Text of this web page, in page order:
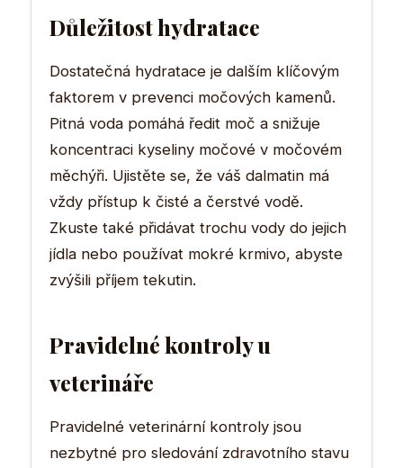
Důležitost hydratace
Dostatečná hydratace je dalším klíčovým
faktorem v prevenci močových kamenů.
Pitná voda pomáhá ředit moč a snižuje
koncentraci kyseliny močové v močovém
měchýři. Ujistěte se, že váš dalmatin má
vždy přístup k čisté a čerstvé vodě.
Zkuste také přidávat trochu vody do jejich
jídla nebo používat mokré krmivo, abyste
zvýšili příjem tekutin.
Pravidelné kontroly u
veterináře
Pravidelné veterinární kontroly jsou
nezbytné pro sledování zdravotního stavu